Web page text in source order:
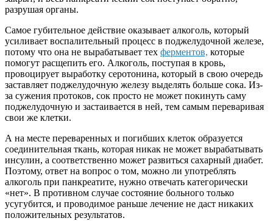
разрушая органы.
Самое губительное действие оказывает алкоголь, который
усиливает воспалительный процесс в поджелудочной железе,
потому что она не вырабатывает тех ферментов, которые
помогут расщепить его. Алкоголь, поступая в кровь,
провоцирует выработку серотонина, который в свою очередь
заставляет поджелудочную железу выделять больше сока. Из-
за сужения протоков, сок просто не может покинуть саму
поджелудочную и застаивается в ней, тем самым переваривая
свои же клетки.
А на месте переваренных и погибших клеток образуется
соединительная ткань, которая никак не может вырабатывать
инсулин, а соответственно может развиться сахарный диабет.
Поэтому, ответ на вопрос о том, можно ли употреблять
алкоголь при панкреатите, нужно отвечать категорически
«нет». В противном случае состояние больного только
усугубится, и проводимое раньше лечение не даст никаких
положительных результатов.